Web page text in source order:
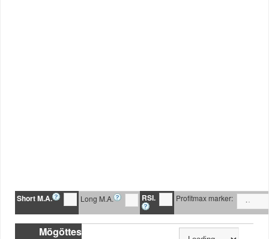
Short M.A. Long M.A. RSI. Profitmax marker:
Mögöttes